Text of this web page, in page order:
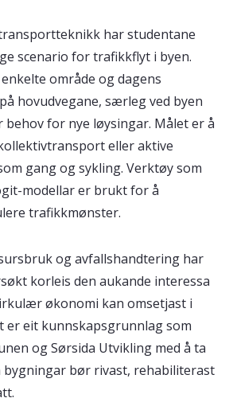
har studentane
scenario for trafikkflyt i byen.
område og dagens
hovudvegane, særleg ved byen
behov for nye løysingar. Målet er å
eller aktive
gang og sykling. Verktøy som
modellar er brukt for å
trafikkmønster.
og avfallshandtering har
korleis den aukande interessa
økonomi kan omsetjast i
er eit kunnskapsgrunnlag som
og Sørsida Utvikling med å ta
bør rivast, rehabiliterast